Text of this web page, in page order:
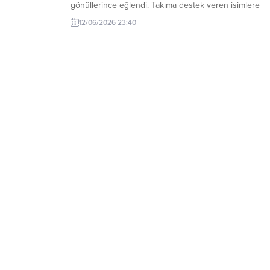
gönüllerince eğlendi. Takıma destek veren isimlere
plaket takdimi yapıldı. Kulübün başkan vekili Can Yaman
gecenin anlam ve önemini belirten konuşmasında
12/06/2026 23:40